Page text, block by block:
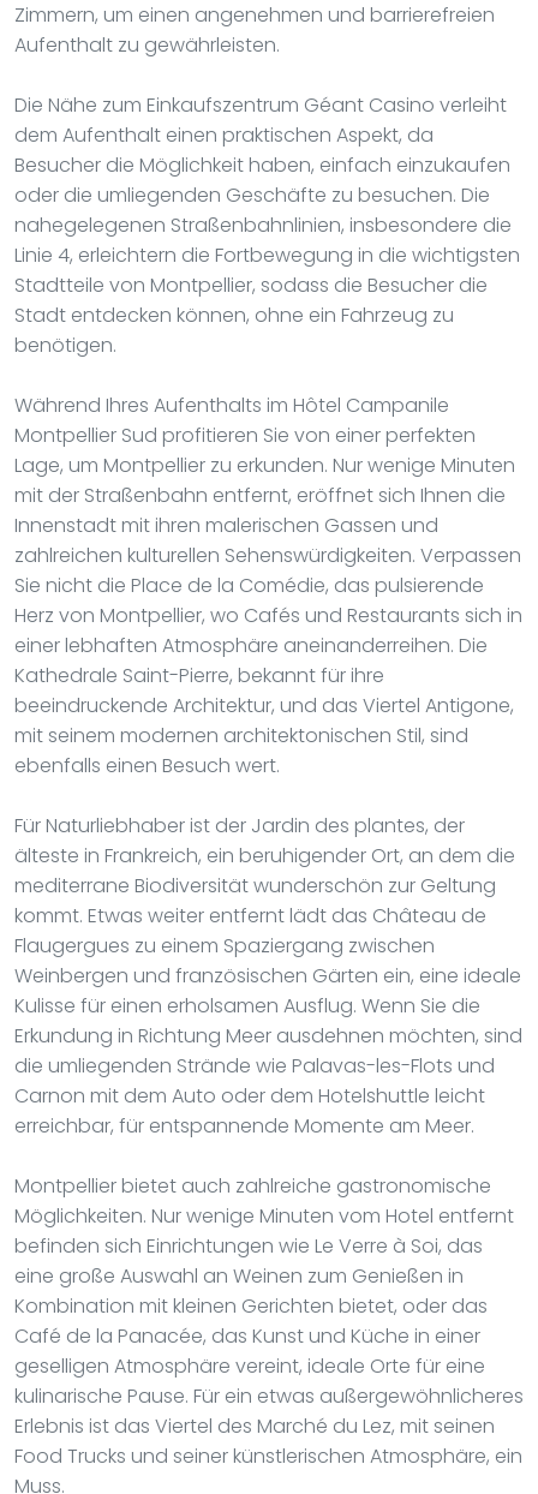
Zimmern, um einen angenehmen und barrierefreien
Aufenthalt zu gewährleisten.
Die Nähe zum Einkaufszentrum Géant Casino verleiht
dem Aufenthalt einen praktischen Aspekt, da
Besucher die Möglichkeit haben, einfach einzukaufen
oder die umliegenden Geschäfte zu besuchen. Die
nahegelegenen Straßenbahnlinien, insbesondere die
Linie 4, erleichtern die Fortbewegung in die wichtigsten
Stadtteile von Montpellier, sodass die Besucher die
Stadt entdecken können, ohne ein Fahrzeug zu
benötigen.
Während Ihres Aufenthalts im Hôtel Campanile
Montpellier Sud profitieren Sie von einer perfekten
Lage, um Montpellier zu erkunden. Nur wenige Minuten
mit der Straßenbahn entfernt, eröffnet sich Ihnen die
Innenstadt mit ihren malerischen Gassen und
zahlreichen kulturellen Sehenswürdigkeiten. Verpassen
Sie nicht die Place de la Comédie, das pulsierende
Herz von Montpellier, wo Cafés und Restaurants sich in
einer lebhaften Atmosphäre aneinanderreihen. Die
Kathedrale Saint-Pierre, bekannt für ihre
beeindruckende Architektur, und das Viertel Antigone,
mit seinem modernen architektonischen Stil, sind
ebenfalls einen Besuch wert.
Für Naturliebhaber ist der Jardin des plantes, der
älteste in Frankreich, ein beruhigender Ort, an dem die
mediterrane Biodiversität wunderschön zur Geltung
kommt. Etwas weiter entfernt lädt das Château de
Flaugergues zu einem Spaziergang zwischen
Weinbergen und französischen Gärten ein, eine ideale
Kulisse für einen erholsamen Ausflug. Wenn Sie die
Erkundung in Richtung Meer ausdehnen möchten, sind
die umliegenden Strände wie Palavas-les-Flots und
Carnon mit dem Auto oder dem Hotelshuttle leicht
erreichbar, für entspannende Momente am Meer.
Montpellier bietet auch zahlreiche gastronomische
Möglichkeiten. Nur wenige Minuten vom Hotel entfernt
befinden sich Einrichtungen wie Le Verre à Soi, das
eine große Auswahl an Weinen zum Genießen in
Kombination mit kleinen Gerichten bietet, oder das
Café de la Panacée, das Kunst und Küche in einer
geselligen Atmosphäre vereint, ideale Orte für eine
kulinarische Pause. Für ein etwas außergewöhnlicheres
Erlebnis ist das Viertel des Marché du Lez, mit seinen
Food Trucks und seiner künstlerischen Atmosphäre, ein
Muss.